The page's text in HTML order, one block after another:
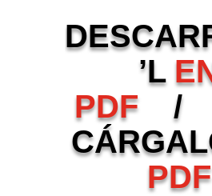
’L
PDF
/
PDF